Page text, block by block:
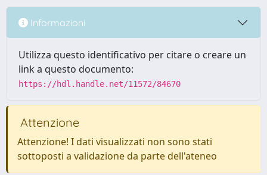
Informazioni
Utilizza questo identificativo per citare o creare un
link a questo documento:
https://hdl.handle.net/11572/84670
Attenzione
Attenzione! I dati visualizzati non sono stati
sottoposti a validazione da parte dell'ateneo